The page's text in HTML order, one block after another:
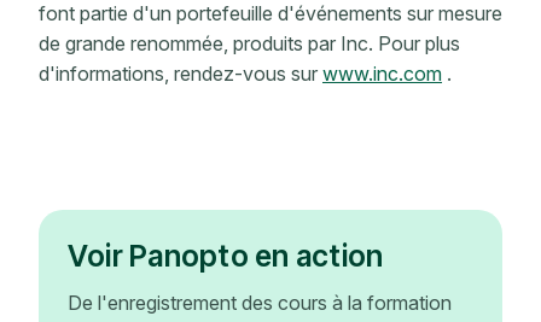
font partie d'un portefeuille d'événements sur mesure
de grande renommée, produits par Inc. Pour plus
d'informations, rendez-vous sur www.inc.com .
Voir Panopto en action
De l'enregistrement des cours à la formation